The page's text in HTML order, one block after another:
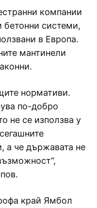
компании
бетонни системи,
в Европа.
мантинели
нормативи.
по-добро
не се използва у
а че държавата не
край Ямбол